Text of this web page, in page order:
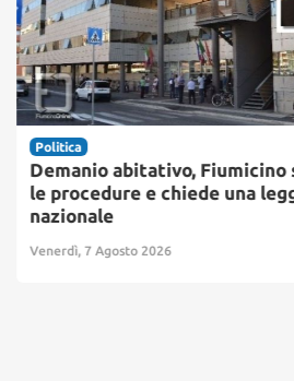
Politica
Demanio abitativo, Fiumicino
le procedure e chiede una
nazionale
Venerdì, 7 Agosto 2026